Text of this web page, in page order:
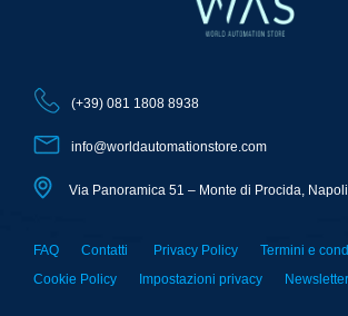
(+39) 081 1808 8938
info@worldautomationstore.com
Via Panoramica 51 – Monte di Procida,
FAQ Contatti Privacy Policy
Termini e
Cookie Policy
Impostazioni privacy Newsletter